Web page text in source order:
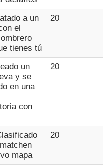
a un
el
tienes tú
20
un
y se
en una
con
20
mapa
20